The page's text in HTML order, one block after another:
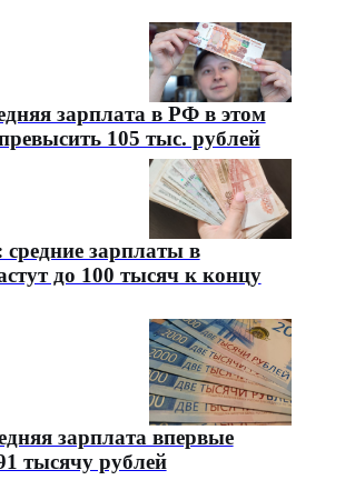
зарплата в РФ в этом
105 тыс. рублей
зарплаты в
до 100 тысяч к концу
зарплата впервые
тысячу рублей